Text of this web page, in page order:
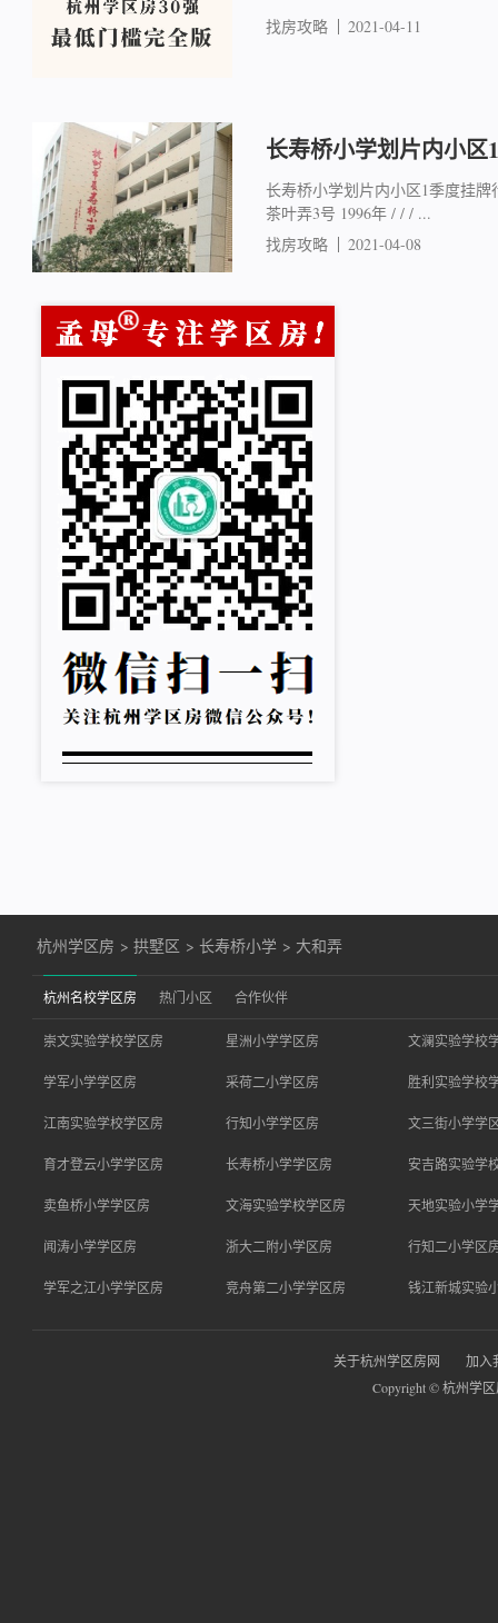
找房攻略 2021-04-11
长寿桥小学划片内小区
长寿桥小学划片内小区1季度挂
茶叶弄3号 1996年 / / / ...
找房攻略
2021-04-08
杭州学区房 >拱墅区 >长寿桥小学 > 大和弄
杭州名校学区房 热门小区 合作伙伴
崇文实验学校学区房 星洲小学学区房 文澜实验学校
学军小学学区房 采荷二小学区房 胜利实验学校
江南实验学校学区房 行知小学学区房 文三街小学学
育才登云小学学区房 长寿桥小学学区房 安吉路实验学
卖鱼桥小学学区房 文海实验学校学区房 天地实验小学
闻涛小学学区房 浙大二附小学区房 行知二小学区
学军之江小学学区房 竞舟第二小学学区房 钱江新城实验
关于杭州学区房网
加入
Copyright © 杭州学